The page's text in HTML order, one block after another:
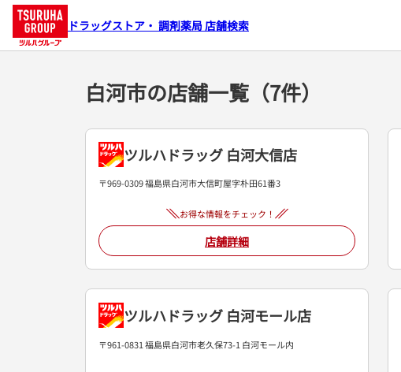
ドラッグストア・ 調剤薬局 店舗検索
白河市の店舗一覧（7件）
ツルハドラッグ 白河大信店
〒969-0309 福島県白河市大信町屋字朴田61番3
お得な情報をチェック！
店舗詳細
ツルハドラッグ 白河モール店
〒961-0831 福島県白河市老久保73-1 白河モール内